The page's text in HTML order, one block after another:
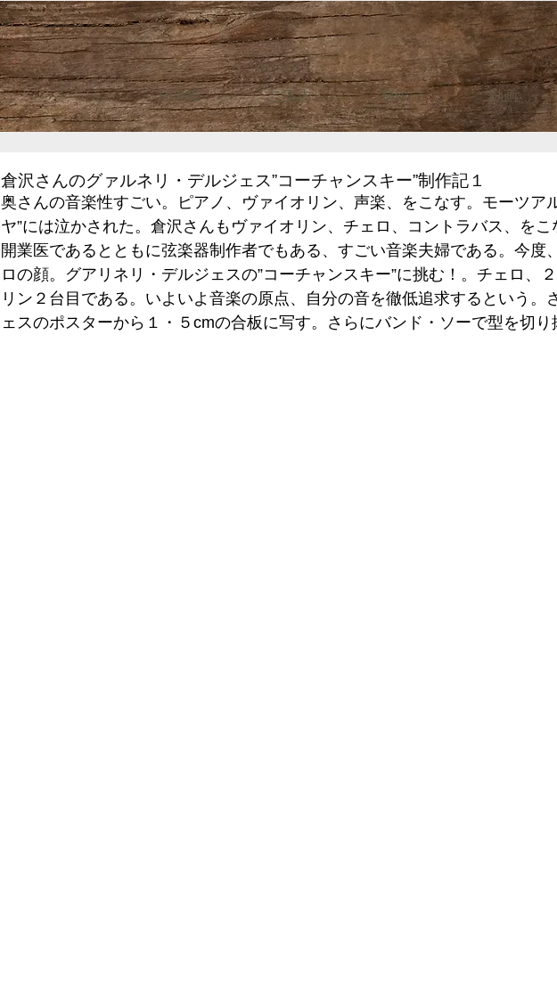
HOME ご案内 制作記 動画
倉沢さんのグァルネリ・デルジェス”コーチャンスキー”制作記１
奥さんの音楽性すごい。ピアノ、ヴァイオリン、声楽、をこなす。モーツア
ヤ”には泣かされた。倉沢さんもヴァイオリン、チェロ、コントラバス、をこ
開業医であるとともに弦楽器制作者でもある、すごい音楽夫婦である。今度
ロの顔。グアリネリ・デルジェスの”コーチャンスキー”に挑む！。チェロ、
リン２台目である。いよいよ音楽の原点、自分の音を徹低追求するという。
ェスのポスターから１・５cmの合板に写す。さらにバンド・ソーで型を切り